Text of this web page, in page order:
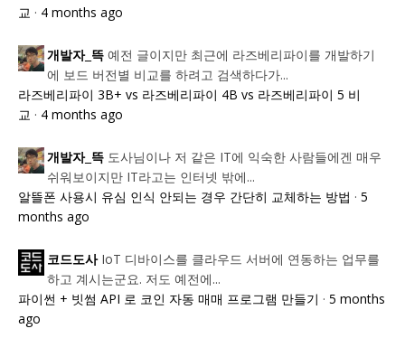
교 · 4 months ago
개발자_뜩 예전 글이지만 최근에 라즈베리파이를 개발하기
에 보드 버전별 비교를 하려고 검색하다가...
라즈베리파이 3B+ vs 라즈베리파이 4B vs 라즈베리파이 5 비
교 · 4 months ago
개발자_뜩 도사님이나 저 같은 IT에 익숙한 사람들에겐 매우
쉬워보이지만 IT라고는 인터넷 밖에...
알뜰폰 사용시 유심 인식 안되는 경우 간단히 교체하는 방법 · 5
months ago
코드도사 IoT 디바이스를 클라우드 서버에 연동하는 업무를
하고 계시는군요. 저도 예전에...
파이썬 + 빗썸 API 로 코인 자동 매매 프로그램 만들기 · 5 months
ago